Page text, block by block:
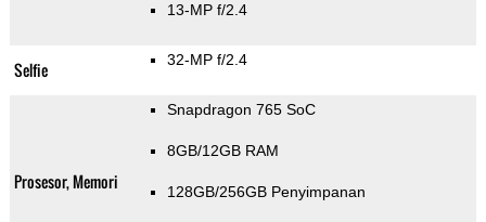
13-MP f/2.4
Selfie 32-MP f/2.4
Prosesor, Memori
Snapdragon 765 SoC
8GB/12GB RAM
128GB/256GB Penyimpanan